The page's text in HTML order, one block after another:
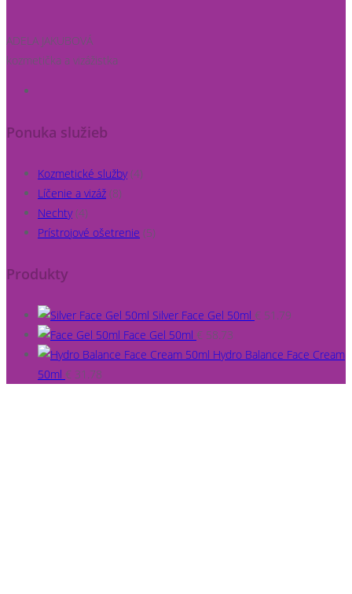
ADELA JAKUBOVÁ
kozmetička a vizážistka
Ponuka služieb
Kozmetické služby(4)
Líčenie a vizáž (8)
Nechty(4)
Prístrojové ošetrenie (5)
Produkty
Silver Face Gel 50ml € 51.79
Face Gel 50ml € 58.73
Hydro Balance Face Cream
50ml € 31.78